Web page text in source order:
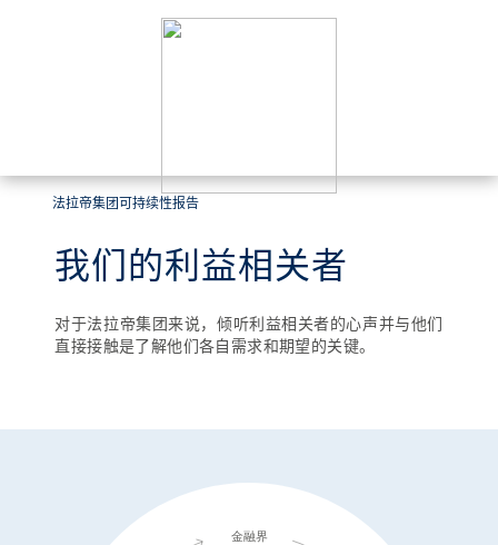
法拉帝集团可持续性报告
我们的利益相关者
对于法拉帝集团来说，倾听利益相关者的心声并与他们
直接接触是了解他们各自需求和期望的关键。